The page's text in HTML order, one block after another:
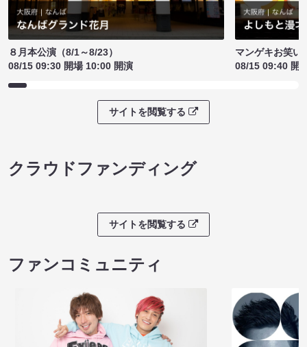
８月本公演（8/1～8/23）
08/15 09:30 開場 10:00 開演
マンゲキお笑い
08/15 09:40 開
サイトを閲覧する
クラウドファンディング
サイトを閲覧する
ファンコミュニティ